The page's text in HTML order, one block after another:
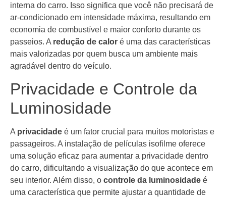
interna do carro. Isso significa que você não precisará de
ar-condicionado em intensidade máxima, resultando em
economia de combustível e maior conforto durante os
passeios. A redução de calor é uma das características
mais valorizadas por quem busca um ambiente mais
agradável dentro do veículo.
Privacidade e Controle da
Luminosidade
A privacidade é um fator crucial para muitos motoristas e
passageiros. A instalação de películas isofilme oferece
uma solução eficaz para aumentar a privacidade dentro
do carro, dificultando a visualização do que acontece em
seu interior. Além disso, o controle da luminosidade é
uma característica que permite ajustar a quantidade de